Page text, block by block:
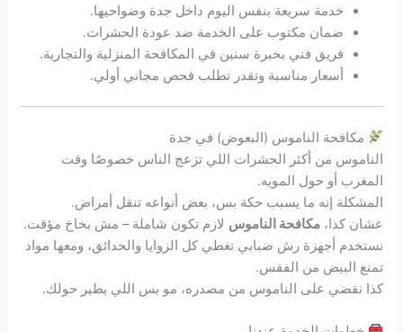
خدمة سريعة بنفس اليوم داخل جدة وضواحيها.
ضمان مكتوب على الخدمة ضد عودة الحشرات.
فريق فني بخبرة سنين في المكافحة المنزلية والتجارية.
أسعار مناسبة وتقدر تطلب فحص مجاني أولي.
مكافحة الناموس (البعوض) في جدة
الناموس من أكثر الحشرات اللي تزعج الناس خصوصًا وقت
المغرب أو حول المويه.
المشكلة إنه ما يسبب حكة بس، بعض أنواعه تنقل أمراض.
عشان كذا،مكافحة الناموس لازم تكون شاملة – مش بخاخ مؤقت.
نستخدم أجهزة رش ضبابي تغطي كل الزوايا والحدائق، ومعها مواد
تمنع البيض من الفقس.
كذا نقضي على الناموس من مصدره، مو بس اللي يطير حولك.